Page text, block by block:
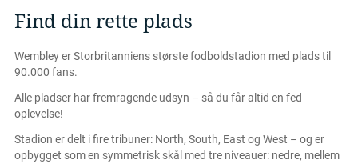
Find din rette plads
Wembley er Storbritanniens største fodboldstadion med plads til
90.000 fans.
Alle pladser har fremragende udsyn – så du får altid en fed
oplevelse!
Stadion er delt i fire tribuner: North, South, East og West – og er
opbygget som en symmetrisk skål med tre niveauer: nedre, mellem